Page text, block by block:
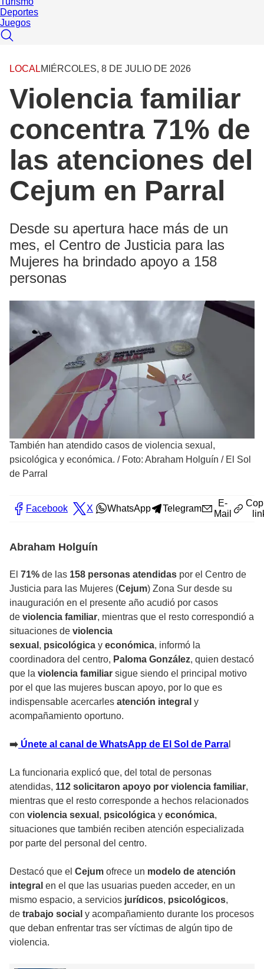
Deportes
Juegos
LOCALMIÉRCOLES, 8 DE JULIO DE 2026
Violencia familiar
concentra 71% de
las atenciones del
Cejum en Parral
Desde su apertura hace más de un
mes, el Centro de Justicia para las
Mujeres ha brindado apoyo a 158
personas
También han atendido casos de violencia sexual,
psicológica y económica. / Foto: Abraham Holguín / El Sol
de Parral
Facebook X WhatsApp Telegram
E-
Mail
Abraham Holguín
El 71% de las 158 personas atendidas por el Centro de
Justicia para las Mujeres (Cejum) Zona Sur desde su
inauguración en el presente año acudió por casos
de violencia familiar, mientras que el resto correspondió a
situaciones de violencia
sexual , psicológica y económica, informó la
coordinadora del centro, Paloma González, quien destacó
que la violencia familiar sigue siendo el principal motivo
por el que las mujeres buscan apoyo, por lo que es
indispensable acercarles atención integral y
acompañamiento oportuno.
➡️ Únete al canal de WhatsApp de El Sol de Parra
La funcionaria explicó que, del total de personas
atendidas, 112 solicitaron apoyo por violencia familiar,
mientras que el resto corresponde a hechos relacionados
con violencia sexual , psicológica y económica,
situaciones que también reciben atención especializada
por parte del personal del centro.
Destacó que el Cejum ofrece un modelo de atención
integral en el que las usuarias pueden acceder, en un
mismo espacio, a servicios jurídicos, psicológicos,
de trabajo social y acompañamiento durante los procesos
que deban enfrentar tras ser víctimas de algún tipo de
violencia.